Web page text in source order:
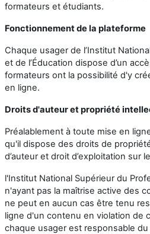
formateurs et étudiants.
Fonctionnement de la plateforme
Chaque usager de l’Institut
et de l’Éducation dispose d’un
formateurs ont la possibilité d'y
en ligne.
Droits d'auteur et propriété
Préalablement à toute mise en
qu'il dispose des droits de
d’auteur et droit d’exploitation sur
l'Institut National Supérieur du
n'ayant pas la maîtrise active des
ne peut en aucun cas être tenu
ligne d'un contenu en violation de
chaque usager est responsable du